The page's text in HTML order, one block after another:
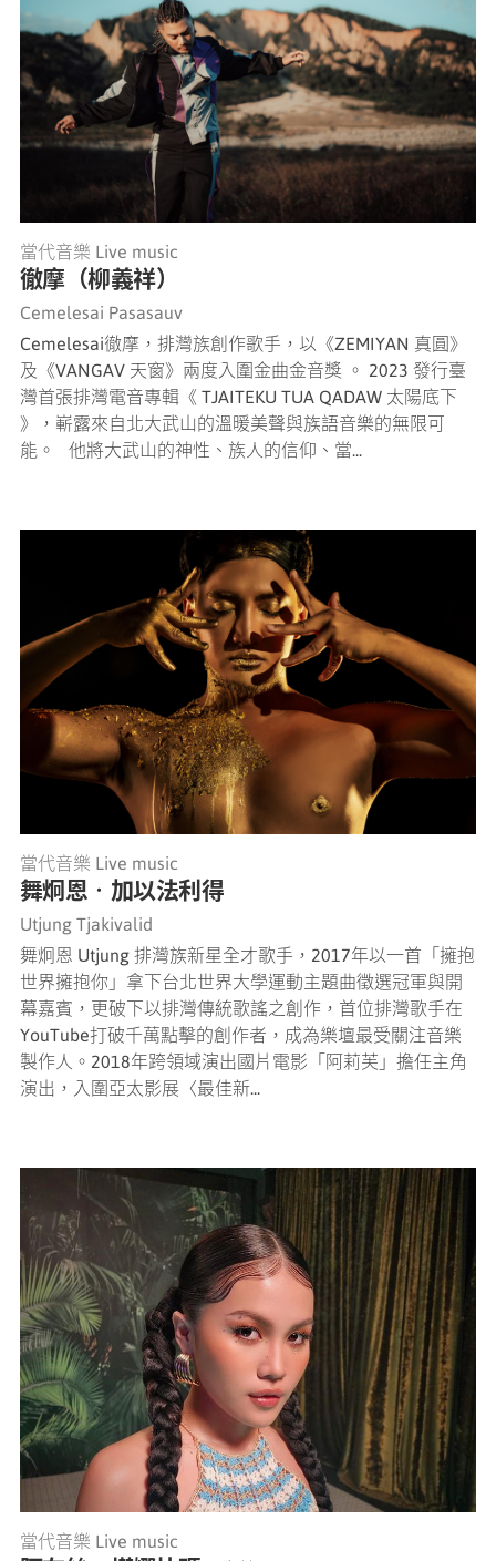
當代音樂 Live music
徹摩（柳義祥）
Cemelesai Pasasauv
Cemelesai徹摩，排灣族創作歌手，以《ZEMIYAN 真圓》
及《VANGAV 天窗》兩度入圍金曲金音獎 。 2023 發行臺
灣首張排灣電音專輯《 TJAITEKU TUA QADAW 太陽底下
》，嶄露來自北大武山的溫暖美聲與族語音樂的無限可
能。 他將大武山的神性、族人的信仰、當...
當代音樂 Live music
舞炯恩‧加以法利得
Utjung Tjakivalid
舞炯恩 Utjung 排灣族新星全才歌手，2017年以一首「擁抱
世界擁抱你」拿下台北世界大學運動主題曲徵選冠軍與開
幕嘉賓，更破下以排灣傳統歌謠之創作，首位排灣歌手在
YouTube打破千萬點擊的創作者，成為樂壇最受關注音樂
製作人。2018年跨領域演出國片電影「阿莉芙」擔任主角
演出，入圍亞太影展〈最佳新...
當代音樂 Live music